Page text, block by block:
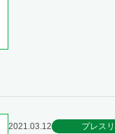
2021.03.12 プレス